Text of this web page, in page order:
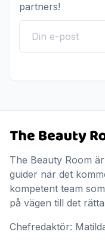
partners!
The Beauty Room
guider när det
kompetent team
på vägen till det
Chefredaktör: